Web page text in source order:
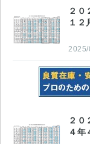
２０
１２
２０
４年